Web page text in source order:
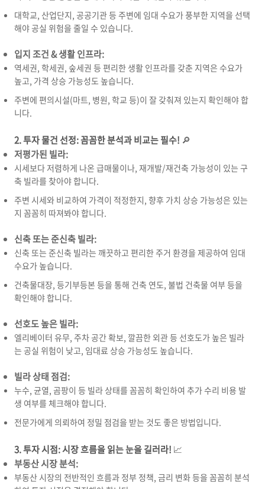
대학교, 산업단지, 공공기관 등 주변에 임대 수요가 풍부한 지역을 선택
해야 공실 위험을 줄일 수 있습니다.
입지 조건 & 생활 인프라:
역세권, 학세권, 숲세권 등 편리한 생활 인프라를 갖춘 지역은 수요가
높고, 가격 상승 가능성도 높습니다.
주변에 편의시설(마트, 병원, 학교 등)이 잘 갖춰져 있는지 확인해야 합
니다.
2. 투자 물건 선정: 꼼꼼한 분석과 비교는 필수! 🔎
저평가된 빌라:
시세보다 저렴하게 나온 급매물이나, 재개발/재건축 가능성이 있는 구
축 빌라를 찾아야 합니다.
주변 시세와 비교하여 가격이 적정한지, 향후 가치 상승 가능성은 있는
지 꼼꼼히 따져봐야 합니다.
신축 또는 준신축 빌라:
신축 또는 준신축 빌라는 깨끗하고 편리한 주거 환경을 제공하여 임대
수요가 높습니다.
건축물대장, 등기부등본 등을 통해 건축 연도, 불법 건축물 여부 등을
확인해야 합니다.
선호도 높은 빌라:
엘리베이터 유무, 주차 공간 확보, 깔끔한 외관 등 선호도가 높은 빌라
는 공실 위험이 낮고, 임대료 상승 가능성도 높습니다.
빌라 상태 점검:
누수, 균열, 곰팡이 등 빌라 상태를 꼼꼼히 확인하여 추가 수리 비용 발
생 여부를 체크해야 합니다.
전문가에게 의뢰하여 정밀 점검을 받는 것도 좋은 방법입니다.
3. 투자 시점: 시장 흐름을 읽는 눈을 길러라! 📈
부동산 시장 분석:
부동산 시장의 전반적인 흐름과 정부 정책, 금리 변화 등을 꼼꼼히 분석